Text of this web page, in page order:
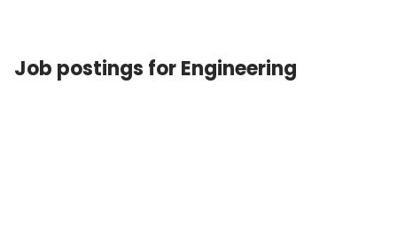
Job postings for Engineering